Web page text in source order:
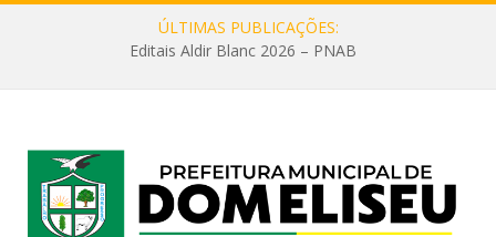
ÚLTIMAS PUBLICAÇÕES:
Editais Aldir Blanc 2026 – PNAB